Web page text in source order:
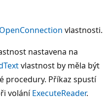
OpenConnection vlastnosti.
nastavena na
vlastnost by měla být
procedury. Příkaz spustí
voláníExecuteReader.